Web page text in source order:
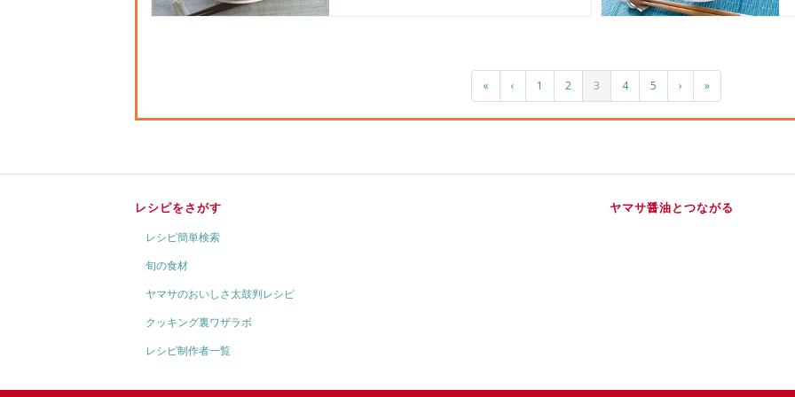
« ‹ 1 2 3 4 5 › »
レシピをさがす
レシピ簡単検索
旬の食材
ヤマサのおいしさ太鼓判レシピ
クッキング裏ワザラボ
レシピ制作者一覧
ヤマサ醤油とつながる